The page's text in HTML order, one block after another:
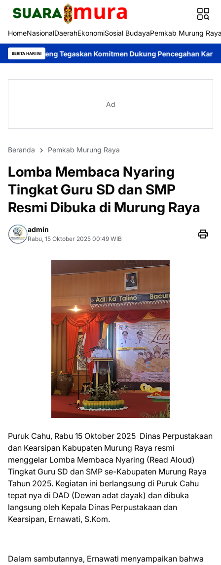
HomeNasionalDaerahEkonomiSosial BudayaPemkab Murung
BERITA HARI INI
Tegaskan Komitmen Dukung Pencegahan Karhutla di Murung
Ad
Beranda Pemkab Murung Raya
Lomba Membaca Nyaring
Tingkat Guru SD dan SMP
Resmi Dibuka di Murung Raya
admin
Rabu, 15 Oktober 2025 00:49 WIB
Puruk Cahu, Rabu 15 Oktober 2025 Dinas Perpustakaan
dan Kearsipan Kabupaten Murung Raya resmi
menggelar Lomba Membaca Nyaring (Read Aloud)
Tingkat Guru SD dan SMP se-Kabupaten Murung Raya
Tahun 2025. Kegiatan ini berlangsung di Puruk Cahu
tepat nya di DAD (Dewan adat dayak) dan dibuka
langsung oleh Kepala Dinas Perpustakaan dan
Kearsipan, Ernawati, S.Kom.
Dalam sambutannya, Ernawati menyampaikan bahwa